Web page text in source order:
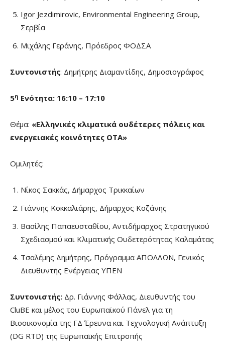
Igor Jezdimirovic, Environmental Engineering Group,
Σερβία
Μιχάλης Γεράνης, Πρόεδρος ΦΟΔΣΑ
Συντονιστής: Δημήτρης Διαμαντίδης, Δημοσιογράφος
5η Ενότητα: 16:10 – 17:10
Θέμα: «Ελληνικές κλιματικά ουδέτερες πόλεις και
ενεργειακές κοινότητες ΟΤΑ»
Ομιλητές:
Νίκος Σακκάς, Δήμαρχος Τρικκαίων
Γιάννης Κοκκαλιάρης, Δήμαρχος Κοζάνης
Βασίλης Παπαευσταθίου, Αντιδήμαρχος Στρατηγικού
Σχεδιασμού και Κλιματικής Ουδετερότητας Καλαμάτας
Τσαλέμης Δημήτρης, Πρόγραμμα ΑΠΟΛΛΩΝ, Γενικός
Διευθυντής Ενέργειας ΥΠΕΝ
Συντονιστής: Δρ. Γιάννης Φάλλας, Διευθυντής του
CluBE και μέλος του Ευρωπαϊκού Πάνελ για τη
Βιοοικονομία της ΓΔ Έρευνα και Τεχνολογική Ανάπτυξη
(DG RTD) της Ευρωπαϊκής Επιτροπής